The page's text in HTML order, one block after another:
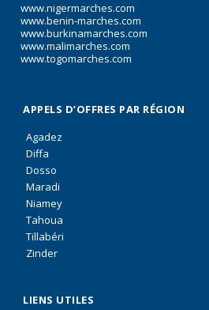
www.nigermarches.com
www.benin-marches.com
www.burkinamarches.com
www.malimarches.com
www.togomarches.com
APPELS D’OFFRES PAR RÉGION
Agadez
Diffa
Dosso
Maradi
Niamey
Tahoua
Tillabéri
Zinder
LIENS UTILES